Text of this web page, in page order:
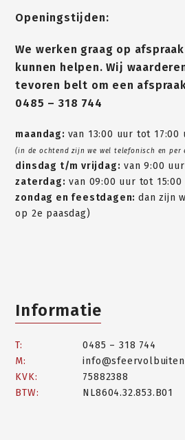
Openingstijden:
We werken graag op
kunnen helpen. Wij
tevoren belt om een
0485 – 318 744
maandag: van 13:00 uur tot 17:00
(in de ochtend zijn we wel telefonisch en per
dinsdag t/m vrijdag: van 9:00
zaterdag: van 09:00 uur tot 15:00
zondag en feestdagen:dan zijn
op 2e paasdag)
Informatie
T:
0485 – 318 744
M:
KVK:
75882388
BTW:
NL8604.32.853.B01